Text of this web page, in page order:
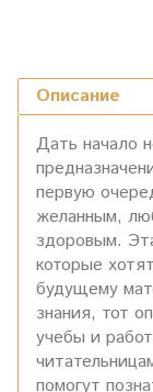
Описание
Дать начало
первую
желанным,
здоровым.
которые
будущему
знания, тот
учебы и
помогут